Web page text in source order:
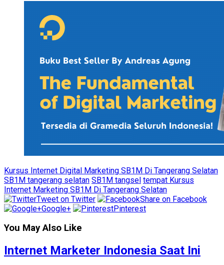
Kursus Internet Digital Marketing SB1M Di Tangerang Selatan
SB1M tangerang selatan SB1M tangsel tempat Kursus
Internet Marketing SB1M Di Tangerang Selatan
Tweet on Twitter
Share on Facebook
Google+
Pinterest
You May Also Like
Internet Marketer Indonesia Saat Ini